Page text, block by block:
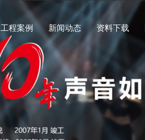
工程案例 新闻动态 资料下载